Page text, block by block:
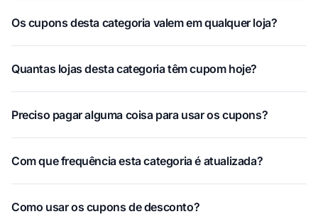
Os cupons desta categoria valem em qualquer loja?
Quantas lojas desta categoria têm cupom hoje?
Preciso pagar alguma coisa para usar os cupons?
Com que frequência esta categoria é atualizada?
Como usar os cupons de desconto?